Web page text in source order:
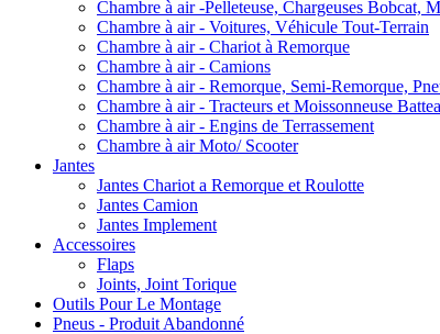
Chambre à air -Pelleteuse, Chargeuses Bobcat,
Chambre à air - Voitures, Véhicule Tout-Terrain
Chambre à air - Chariot à Remorque
Chambre à air - Camions
Chambre à air - Remorque, Semi-Remorque,
Chambre à air - Tracteurs et Moissonneuse
Chambre à air - Engins de Terrassement
Chambre à air Moto/ Scooter
Jantes
Jantes Chariot a Remorque et Roulotte
Jantes Camion
Jantes Implement
Accessoires
Flaps
Joints, Joint Torique
Outils Pour Le Montage
Pneus - Produit Abandonné